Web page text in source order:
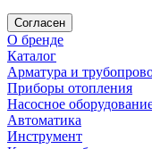
Согласен
О бренде
Каталог
Арматура и
Приборы отопления
Насосное
Автоматика
Инструмент